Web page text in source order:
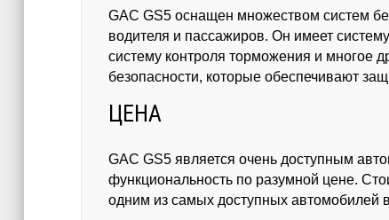
GAC GS5 оснащен множеством систем
водителя и пассажиров. Он имеет
систему контроля торможения и многое
безопасности, которые обеспечивают
ЦЕНА
GAC GS5 является очень доступным
функциональность по разумной цене.
одним из самых доступных автомобилей